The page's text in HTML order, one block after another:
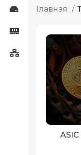
Главная